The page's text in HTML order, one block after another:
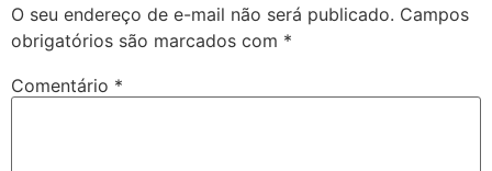
O seu endereço de e-mail não será publicado. Campos
obrigatórios são marcados com *
Comentário *